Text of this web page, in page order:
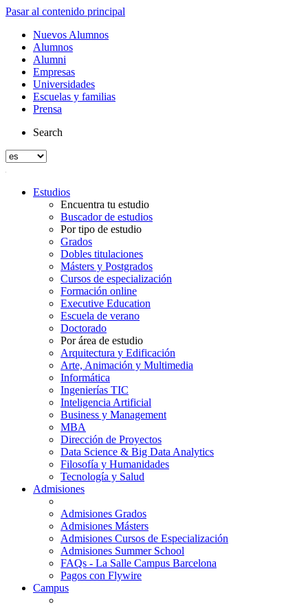
Pasar al contenido principal
Nuevos Alumnos
Alumnos
Alumni
Empresas
Universidades
Escuelas y familias
Prensa
Search
Estudios
Encuentra tu estudio
Buscador de estudios
Por tipo de estudio
Grados
Dobles titulaciones
Másters y Postgrados
Cursos de especialización
Formación online
Executive Education
Escuela de verano
Doctorado
Por área de estudio
Arquitectura y Edificación
Arte, Animación y Multimedia
Informática
Ingenierías TIC
Inteligencia Artificial
Business y Management
MBA
Dirección de Proyectos
Data Science & Big Data Analytics
Filosofía y Humanidades
Tecnología y Salud
Admisiones
Admisiones Grados
Admisiones Másters
Admisiones Cursos de Especialización
Admisiones Summer School
FAQs - La Salle Campus Barcelona
Pagos con Flywire
Campus